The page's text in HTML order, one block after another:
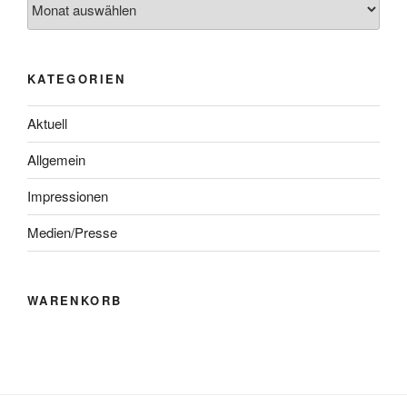
KATEGORIEN
Aktuell
Allgemein
Impressionen
Medien/Presse
WARENKORB